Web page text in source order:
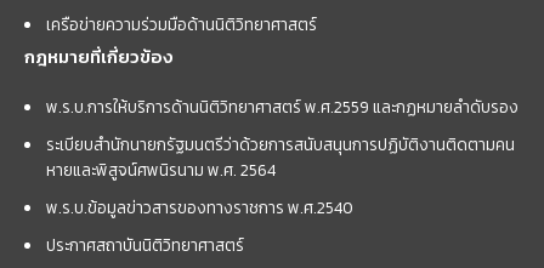
เครือข่ายความร่วมมือด้านนิติวิทยาศาสตร์
กฎหมายที่เกี่ยวข้อง
พ.ร.บ.การให้บริการด้านนิติวิทยาศาสตร์ พ.ศ.2559 และกฏหมายลำดับรอง
ระเบียบสำนักนายกรัฐมนตรีว่าด้วยการสนับสนุนการปฏิบัติงานติดตามคน
หายและพิสูจน์ศพนิรนาม พ.ศ. 2564
พ.ร.บ.ข้อมูลข่าวสารของทางราชการ พ.ศ.2540
ประกาศสถาบันนิติวิทยาศาสตร์